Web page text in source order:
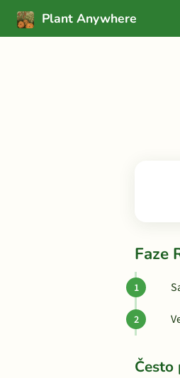
Plant Anywhere
Faze
Često